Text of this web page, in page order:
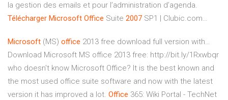
la gestion des emails et pour l’administration d’agenda.
Télécharger Microsoft Office Suite 2007 SP1 | Clubic.com…
Microsoft (MS) office 2013 free download full version with…
Download Microsoft MS office 2013 free: http://bit.ly/1Rxwbqr
who doesn't know Microsoft Office? It is the best known and
the most used office suite software and now with the latest
version it has improved a lot. Office 365: Wiki Portal - TechNet